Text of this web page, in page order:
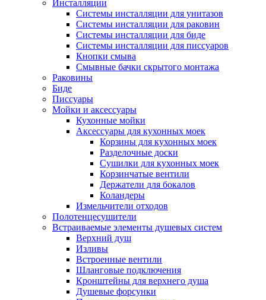
Инсталляции
Системы инсталляции для унитазов
Системы инсталляции для раковин
Системы инсталляции для биде
Системы инсталляции для писсуаров
Кнопки смыва
Смывные бачки скрытого монтажа
Раковины
Биде
Писсуары
Мойки и аксессуары
Кухонные мойки
Аксессуары для кухонных моек
Корзины для кухонных моек
Разделочные доски
Сушилки для кухонных моек
Корзинчатые вентили
Держатели для бокалов
Коландеры
Измельчители отходов
Полотенцесушители
Встраиваемые элементы душевых систем
Верхний душ
Изливы
Встроенные вентили
Шланговые подключения
Кронштейны для верхнего душа
Душевые форсунки